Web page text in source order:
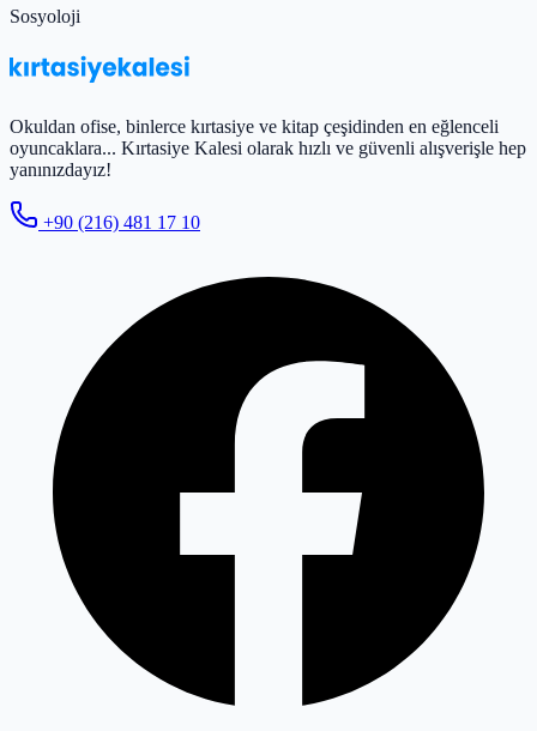
Sosyoloji
Okuldan ofise, binlerce kırtasiye ve kitap çeşidinden en eğlenceli
oyuncaklara... Kırtasiye Kalesi olarak hızlı ve güvenli alışverişle hep
yanınızdayız!
+90 (216) 481 17 10